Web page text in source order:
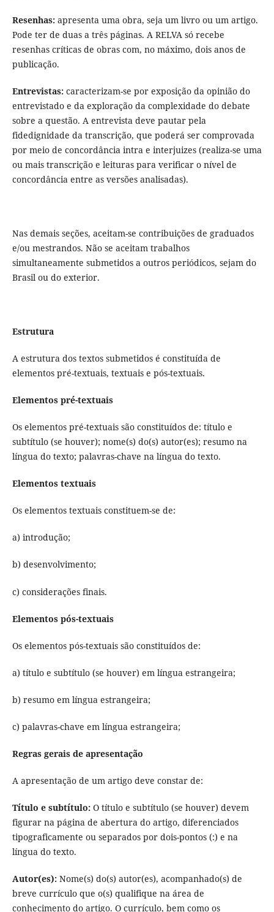
Resenhas: apresenta uma obra, seja um livro ou um artigo.
Pode ter de duas a três páginas. A RELVA só recebe
resenhas críticas de obras com, no máximo, dois anos de
publicação.
Entrevistas: caracterizam-se por exposição da opinião do
entrevistado e da exploração da complexidade do debate
sobre a questão. A entrevista deve pautar pela
fidedignidade da transcrição, que poderá ser comprovada
por meio de concordância intra e interjuizes (realiza-se uma
ou mais transcrição e leituras para verificar o nível de
concordância entre as versões analisadas).
Nas demais seções, aceitam-se contribuições de graduados
e/ou mestrandos. Não se aceitam trabalhos
simultaneamente submetidos a outros periódicos, sejam do
Brasil ou do exterior.
Estrutura
A estrutura dos textos submetidos é constituída de
elementos pré-textuais, textuais e pós-textuais.
Elementos pré-textuais
Os elementos pré-textuais são constituídos de: título e
subtítulo (se houver); nome(s) do(s) autor(es); resumo na
língua do texto; palavras-chave na língua do texto.
Elementos textuais
Os elementos textuais constituem-se de:
a) introdução;
b) desenvolvimento;
c) considerações finais.
Elementos pós-textuais
Os elementos pós-textuais são constituídos de:
a) título e subtítulo (se houver) em língua estrangeira;
b) resumo em língua estrangeira;
c) palavras-chave em língua estrangeira;
Regras gerais de apresentação
A apresentação de um artigo deve constar de:
Título e subtítulo: O título e subtítulo (se houver) devem
figurar na página de abertura do artigo, diferenciados
tipograficamente ou separados por dois-pontos (:) e na
língua do texto.
Autor(es): Nome(s) do(s) autor(es), acompanhado(s) de
breve currículo que o(s) qualifique na área de
conhecimento do artigo. O currículo, bem como os